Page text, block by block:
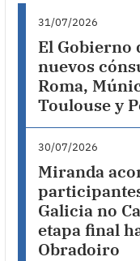
31/07/2026
El Gobierno
nuevos
Roma,
Toulouse y
30/07/2026
Miranda
Galicia no
etapa final
Obradoiro